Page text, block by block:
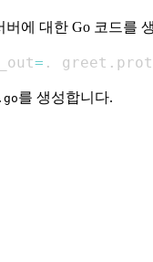
버에 대한 Go 코드를
= .
를 생성합니다.